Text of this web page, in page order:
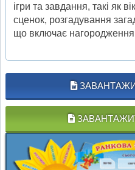
ігри та завдання, такі як
сценок, розгадування
що включає нагородження